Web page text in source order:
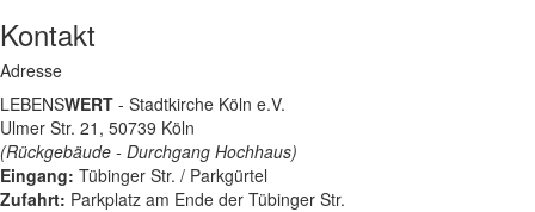
Kontakt
Adresse
LEBENSWERT - Stadtkirche Köln e.V.
Ulmer Str. 21, 50739 Köln
(Rückgebäude - Durchgang Hochhaus)
Eingang: Tübinger Str. / Parkgürtel
Zufahrt: Parkplatz am Ende der Tübinger Str.